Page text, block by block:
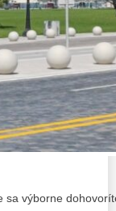
sa výborne